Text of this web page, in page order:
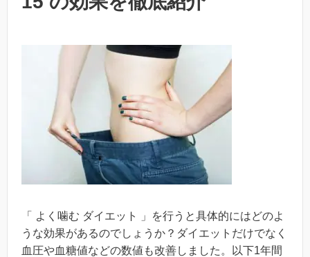
「 よく噛む ダイエット 」を行うと具体的にはどのよ
うな効果があるのでしょうか？ダイエットだけでなく
血圧や血糖値などの数値も改善しました。以下1年間